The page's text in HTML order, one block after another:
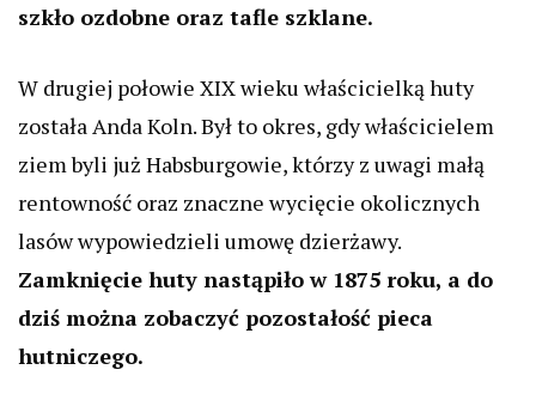
szkło ozdobne oraz tafle szklane.
W drugiej połowie XIX wieku właścicielką huty
została Anda Koln. Był to okres, gdy właścicielem
ziem byli już Habsburgowie, którzy z uwagi małą
rentowność oraz znaczne wycięcie okolicznych
lasów wypowiedzieli umowę dzierżawy.
Zamknięcie huty nastąpiło w 1875 roku, a do
dziś można zobaczyć pozostałość pieca
hutniczego.